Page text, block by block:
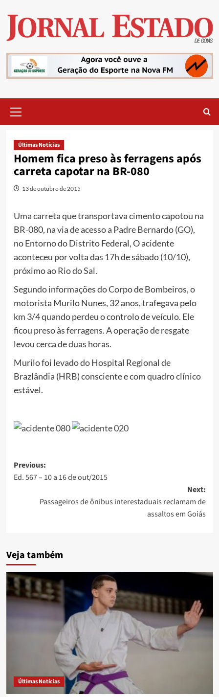
content
Menu
Últimas Notícias
Homem fica preso às ferragens após
carreta capotar na BR-080
13 de outubro de 2015
Uma carreta que transportava cimento capotou na
BR-080, na via de acesso a Padre Bernardo (GO),
no Entorno do Distrito Federal, O acidente
aconteceu por volta das 17h de sábado (10/10),
próximo ao Rio do Sal.
Segundo informações do Corpo de Bombeiros, o
motorista Murilo Nunes, 32 anos, trafegava pelo
km 3/4 quando perdeu o controlo de veículo. Ele
ficou preso às ferragens. A operação de resgate
levou cerca de duas horas.
Murilo foi levado do Hospital Regional de
Brazlândia (HRB) consciente e com quadro clínico
estável.
Post
navigation
Previous:
Ed. 567 – 10 a 16 de out/2015
Next:
Passageiros de ônibus interestaduais reclamam de
assaltos em Goiás
Veja também
Últimas Notícias